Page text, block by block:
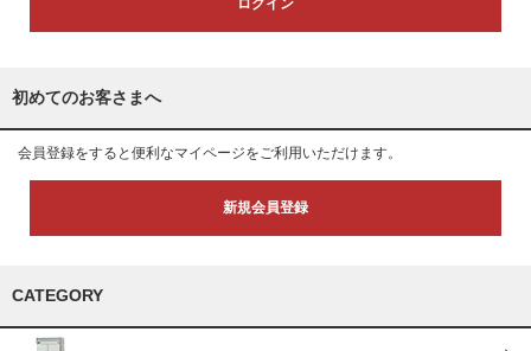
初めてのお客さまへ
会員登録をすると便利なマイページをご利用いただけます。
新規会員登録
CATEGORY